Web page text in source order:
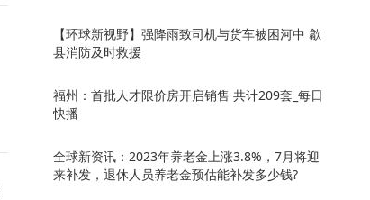
【环球新视野】强降雨致司机与货车被困河中 歙
县消防及时救援
福州：首批人才限价房开启销售 共计209套_每日
快播
全球新资讯：2023年养老金上涨3.8%，7月将迎
来补发，退休人员养老金预估能补发多少钱?